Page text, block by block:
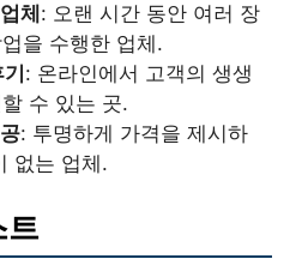
체 : 오랜 시간 동안 여러 장
을 수행한 업체.
: 온라인에서 고객의 생생
수 있는 곳.
: 투명하게 가격을 제시하
없는 업체.
트